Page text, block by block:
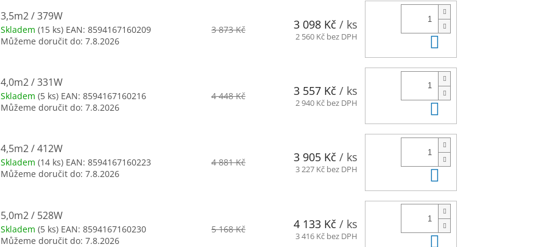
3,5m2 / 379W
Skladem (15 ks) EAN: 8594167160209
Můžeme doručit do: 7.8.2026
3 873 Kč 3 098 Kč / ks
2 560 Kč bez DPH
4,0m2 / 331W
Skladem (5 ks) EAN: 8594167160216
Můžeme doručit do: 7.8.2026
4 448 Kč 3 557 Kč / ks
2 940 Kč bez DPH Do košíku
4,5m2 / 412W
Skladem (14 ks) EAN: 8594167160223
Můžeme doručit do: 7.8.2026
4 881 Kč 3 905 Kč / ks
3 227 Kč bez DPH Do košíku
5,0m2 / 528W
Skladem (5 ks) EAN: 8594167160230
Můžeme doručit do: 7.8.2026
5 168 Kč 4 133 Kč / ks
3 416 Kč bez DPH